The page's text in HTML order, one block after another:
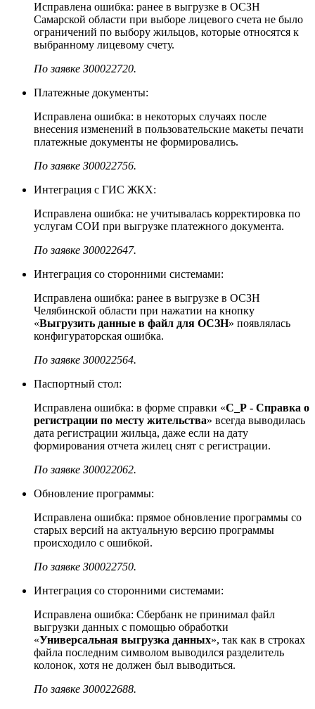
Исправлена ошибка: ранее в выгрузке в ОСЗН
Самарской области при выборе лицевого счета не было
ограничений по выбору жильцов, которые относятся к
выбранному лицевому счету.
По заявке З00022720.
Платежные документы:
Исправлена ошибка: в некоторых случаях после
внесения изменений в пользовательские макеты печати
платежные документы не формировались.
По заявке З00022756.
Интеграция с ГИС ЖКХ:
Исправлена ошибка: не учитывалась корректировка по
услугам СОИ при выгрузке платежного документа.
По заявке З00022647.
Интеграция со сторонними системами:
Исправлена ошибка: ранее в выгрузке в ОСЗН
Челябинской области при нажатии на кнопку
«Выгрузить данные в файл для ОСЗН» появлялась
конфигураторская ошибка.
По заявке З00022564.
Паспортный стол:
Исправлена ошибка: в форме справки «С_Р - Справка о
регистрации по месту жительства» всегда выводилась
дата регистрации жильца, даже если на дату
формирования отчета жилец снят с регистрации.
По заявке З00022062.
Обновление программы:
Исправлена ошибка: прямое обновление программы со
старых версий на актуальную версию программы
происходило с ошибкой.
По заявке З00022750.
Интеграция со сторонними системами:
Исправлена ошибка: Сбербанк не принимал файл
выгрузки данных с помощью обработки
«Универсальная выгрузка данных», так как в строках
файла последним символом выводился разделитель
колонок, хотя не должен был выводиться.
По заявке З00022688.